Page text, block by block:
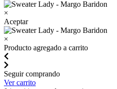
×
Aceptar
×
Producto agregado a carrito
Seguir comprando
Ver carrito